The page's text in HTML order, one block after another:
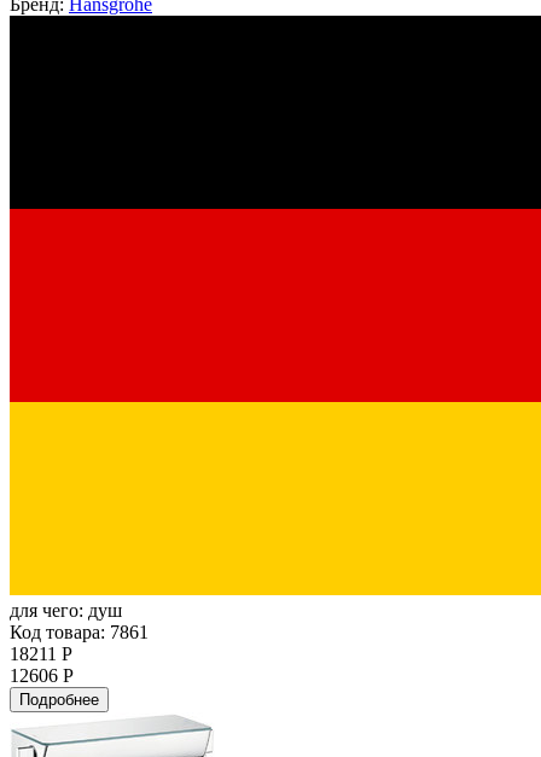
для чего: душ
Код товара: 7861
18211 Р
12606 Р
Подробнее